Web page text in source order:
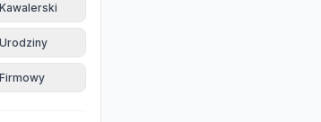
Kawalerski
Urodziny
Firmowy